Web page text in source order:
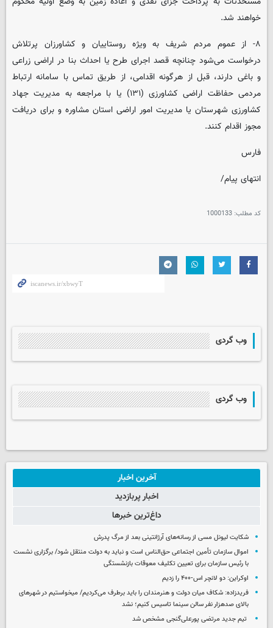
خواهند شد.
۸- از عموم مردم شریف به ویژه روستاییان و کشاورزان پرتلاش
درخواست می‌شود چنانچه قصد اجرای طرح یا احداث بنا در اراضی زراعی
و باغی دارند، قبل از هرگونه اقدامی، از طریق تماس با سامانه ارتباط
مردمی حفاظت اراضی کشاورزی (۱۳۱) یا با مراجعه به مدیریت جهاد
کشاورزی شهرستان یا مدیریت امور اراضی استان مشاوره و برای دریافت
مجوز اقدام کنند.
فارس
انتهای پیام/
کد مطلب: 1000133
وب گردی
وب گردی
آخرین اخبار
اخبار پربازدید
داغ‌ترین خبرها
شکایت لیونل مسی از رسانه‌های آرژانتینی بعد از مرگ پدرش
اموال سازمان تأمین اجتماعی حق‌الناس است و نباید به دولت منتقل شود/ برگزاری نشست
با رئیس سازمان برای تعیین تکلیف معوقات بازنشستگی
اوکراین: دو لانچر اس-۴۰۰ را زدیم
فریدزاده: شکاف میان دولت و هنرمندان را باید برطرف می‌کردیم/ میخواستیم در شهرهای
بالای صدهزار نفر سالن سینما تاسیس کنیم؛ نشد
تیم جدید مرتضی پورعلی‌گنجی مشخص شد